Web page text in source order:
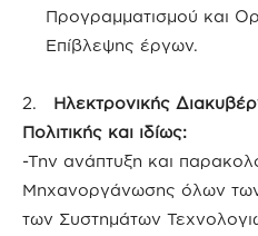
Προγραμματισμού και
Επίβλεψης έργων.
2.
Ηλεκτρονικής
Πολιτικής και ιδίως:
-Την ανάπτυξη και
Μηχανοργάνωσης όλων
των Συστημάτων